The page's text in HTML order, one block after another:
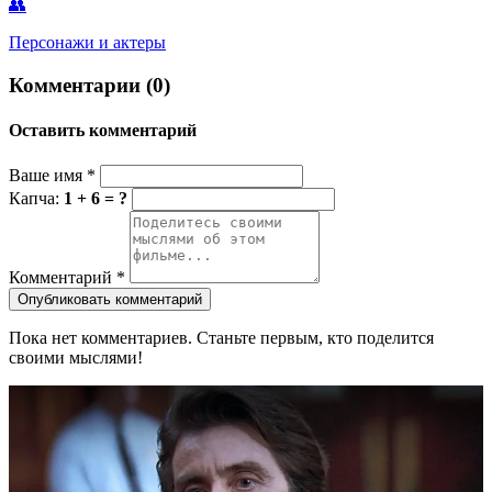
👥
Персонажи и актеры
Комментарии (0)
Оставить комментарий
Ваше имя *
Капча: 1 + 6 = ?
Комментарий *
Опубликовать комментарий
Пока нет комментариев. Станьте первым, кто поделится
своими мыслями!